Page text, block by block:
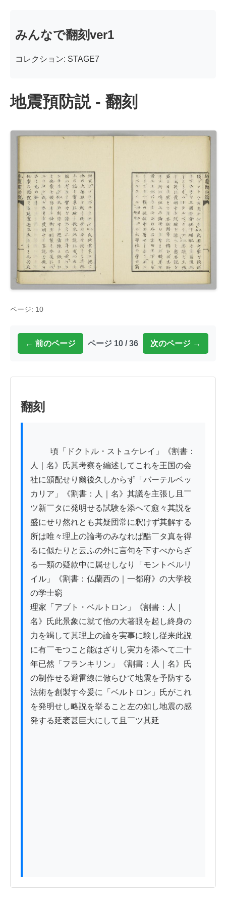
みんなで翻刻ver1
コレクション: STAGE7
地震預防説 - 翻刻
ページ: 10
← 前のページ ページ 10 / 36 次のページ →
翻刻
人｜名》氏其考察を編述してこれを王国の会
社に頒配せり爾後久しからず「バーテルベッ
カリア」《割書：人｜名》其議を主張し且￣
ツ新￣タに発明せる試験を添へて愈々其説を
盛にせり然れとも其疑団常に釈けず其解する
所は唯々理上の論考のみなれば酷￣タ真を得
るに似たりと云ふの外に言句を下すべからざ
る一類の疑款中に属せしなり「モントベルリ
イル」《割書：仏蘭西の｜一都府》の大学校
の学士窮
理家「アブト・ベルトロン」《割書：人｜
名》氏此景象に就て他の大著眼を起し終身の
力を竭して其理上の論を実事に験し従来此説
に有￣モつこと能はざりし実力を添へて二十
年已然「フランキリン」《割書：人｜名》氏
の制作せる避雷線に倣らひて地震を予防する
法術を創製す今爰に「ベルトロン」氏がこれ
を発明せし略説を挙ること左の如し地震の感
発する延袤甚巨大にして且￣ツ其延